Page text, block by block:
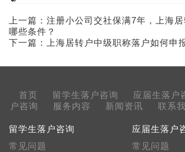
上一篇： 注册小公司交社保满7年，上海
哪些条件？
下一篇：
上海居转户中级职称落户如何申
首页 留学生落户咨询 应届生落户
户咨询
服务内容 新闻资讯 联系
留学生落户咨询
常见问题
应届生落户
常见问题